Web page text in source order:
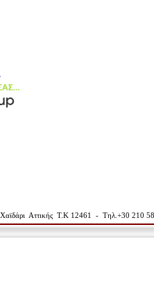
Αττικής T.K 12461 - Τηλ.+30 210